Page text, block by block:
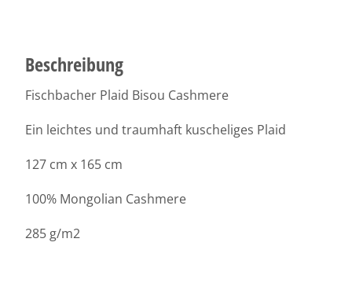
Beschreibung
Fischbacher Plaid Bisou Cashmere
Ein leichtes und traumhaft kuscheliges Plaid
127 cm x 165 cm
100% Mongolian Cashmere
285 g/m2